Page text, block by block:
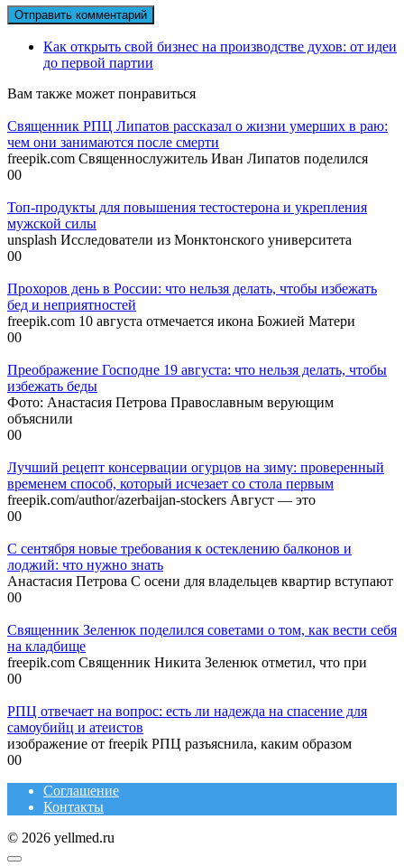
Как открыть свой бизнес на производстве духов: от идеи
до первой партии
Вам также может понравиться
Священник РПЦ Липатов рассказал о жизни умерших в раю:
чем они занимаются после смерти
freepik.com Священнослужитель Иван Липатов поделился
00
Топ-продукты для повышения тестостерона и укрепления
мужской силы
unsplash Исследователи из Монктонского университета
00
Прохоров день в России: что нельзя делать, чтобы избежать
бед и неприятностей
freepik.com 10 августа отмечается икона Божией Матери
00
Преображение Господне 19 августа: что нельзя делать, чтобы
избежать беды
Фото: Анастасия Петрова Православным верующим
объяснили
00
Лучший рецепт консервации огурцов на зиму: проверенный
временем способ, который исчезает со стола первым
freepik.com/author/azerbaijan-stockers Август — это
00
С сентября новые требования к остеклению балконов и
лоджий: что нужно знать
Анастасия Петрова С осени для владельцев квартир вступают
00
Священник Зеленюк поделился советами о том, как вести себя
на кладбище
freepik.com Священник Никита Зеленюк отметил, что при
00
РПЦ отвечает на вопрос: есть ли надежда на спасение для
самоубийц и атеистов
изображение от freepik РПЦ разъяснила, каким образом
00
Соглашение
Контакты
© 2026 yellmed.ru